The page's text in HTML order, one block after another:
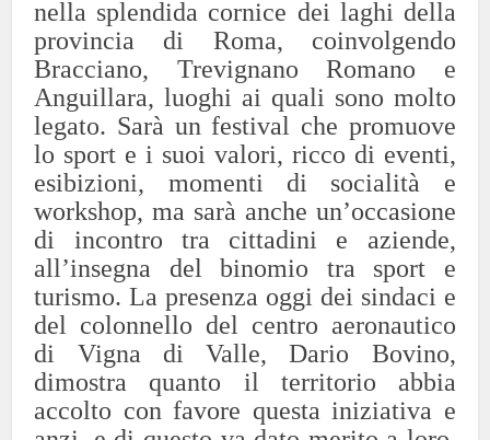
nella splendida cornice dei laghi della
provincia di Roma, coinvolgendo
Bracciano, Trevignano Romano e
Anguillara, luoghi ai quali sono molto
legato. Sarà un festival che promuove
lo sport e i suoi valori, ricco di eventi,
esibizioni, momenti di socialità e
workshop, ma sarà anche un’occasione
di incontro tra cittadini e aziende,
all’insegna del binomio tra sport e
turismo. La presenza oggi dei sindaci e
del colonnello del centro aeronautico
di Vigna di Valle, Dario Bovino,
dimostra quanto il territorio abbia
accolto con favore questa iniziativa e